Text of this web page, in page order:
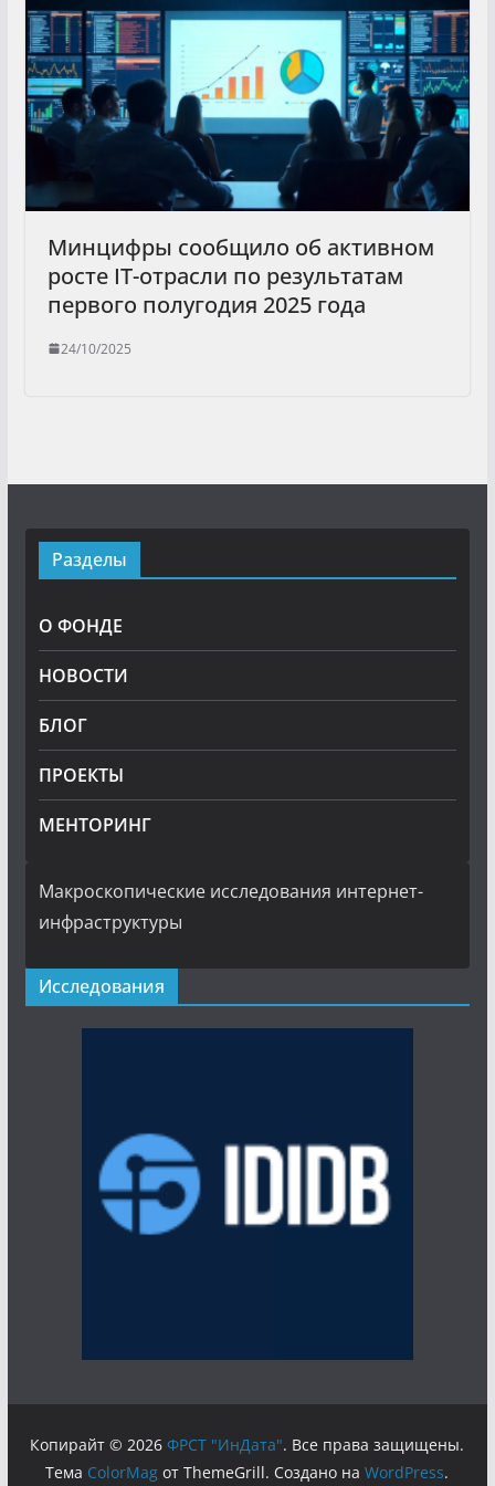
Минцифры сообщило об активном
росте IT-отрасли по результатам
первого полугодия 2025 года
24/10/2025
Разделы
О ФОНДЕ
НОВОСТИ
БЛОГ
ПРОЕКТЫ
МЕНТОРИНГ
Макроскопические исследования интернет-
инфраструктуры
Исследования
Копирайт © 2026ФРСТ "ИнДата". Все права защищены.
Тема ColorMag от ThemeGrill. Создано наWordPress.